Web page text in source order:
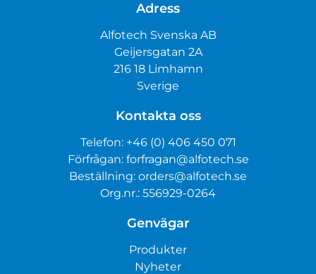
Adress
Alfotech Svenska AB
Geijersgatan 2A
216 18 Limhamn
Sverige
Kontakta oss
Telefon: +46 (0) 406 450 071
Förfrågan: forfragan@alfotech.se
Beställning: orders@alfotech.se
Org.nr.: 556929-0264
Genvägar
Produkter
Nyheter